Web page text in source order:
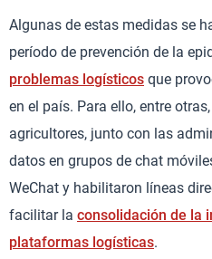
Algunas de estas medidas se
período de prevención de la
problemas logísticos que
en el país. Para ello, entre
agricultores, junto con las
datos en grupos de chat
WeChat y habilitaron líneas
facilitar la consolidación de la
plataformas logísticas.